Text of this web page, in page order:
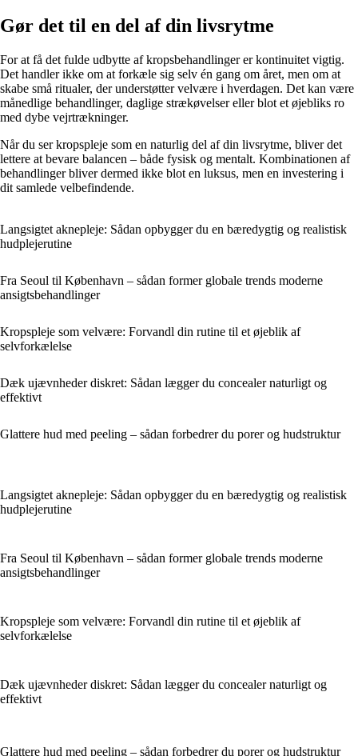
Gør det til en del af din livsrytme
For at få det fulde udbytte af kropsbehandlinger er kontinuitet vigtig.
Det handler ikke om at forkæle sig selv én gang om året, men om at
skabe små ritualer, der understøtter velvære i hverdagen. Det kan være
månedlige behandlinger, daglige strækøvelser eller blot et øjebliks ro
med dybe vejrtrækninger.
Når du ser kropspleje som en naturlig del af din livsrytme, bliver det
lettere at bevare balancen – både fysisk og mentalt. Kombinationen af
behandlinger bliver dermed ikke blot en luksus, men en investering i
dit samlede velbefindende.
Langsigtet aknepleje: Sådan opbygger du en bæredygtig og realistisk
hudplejerutine
Fra Seoul til København – sådan former globale trends moderne
ansigtsbehandlinger
Kropspleje som velvære: Forvandl din rutine til et øjeblik af
selvforkælelse
Dæk ujævnheder diskret: Sådan lægger du concealer naturligt og
effektivt
Glattere hud med peeling – sådan forbedrer du porer og hudstruktur
Langsigtet aknepleje: Sådan opbygger du en bæredygtig og realistisk
hudplejerutine
Fra Seoul til København – sådan former globale trends moderne
ansigtsbehandlinger
Kropspleje som velvære: Forvandl din rutine til et øjeblik af
selvforkælelse
Dæk ujævnheder diskret: Sådan lægger du concealer naturligt og
effektivt
Glattere hud med peeling – sådan forbedrer du porer og hudstruktur